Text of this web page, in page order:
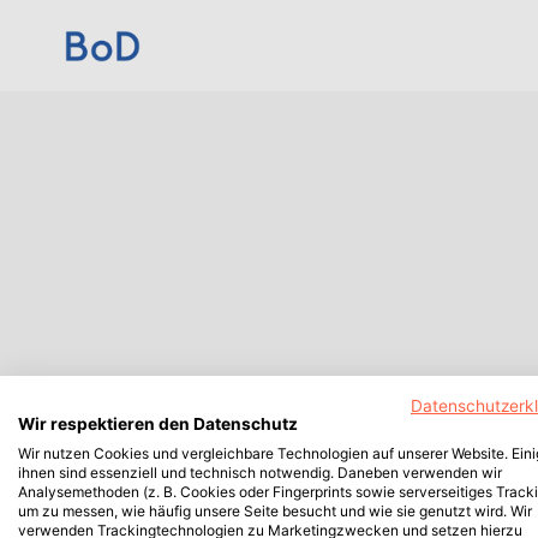
Wir respektieren den Datenschutz
Wir nutzen Cookies und vergleichbare Technologien auf unserer Website.
ihnen sind essenziell und technisch notwendig. Daneben verwenden wir
Analysemethoden (z. B. Cookies oder Fingerprints sowie serverseitiges
um zu messen, wie häufig unsere Seite besucht und wie sie genutzt wird. Wir
verwenden Trackingtechnologien zu Marketingzwecken und setzen hierzu